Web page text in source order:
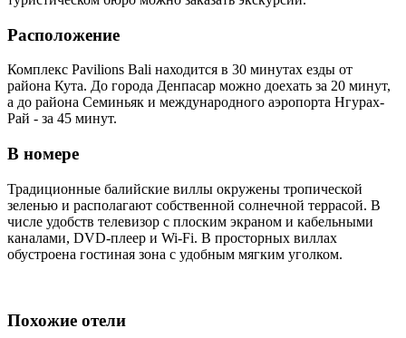
Расположение
Комплекс Pavilions Bali находится в 30 минутах езды от
района Кута. До города Денпасар можно доехать за 20 минут,
а до района Семиньяк и международного аэропорта Нгурах-
Рай - за 45 минут.
В номере
Традиционные балийские виллы окружены тропической
зеленью и располагают собственной солнечной террасой. В
числе удобств телевизор с плоским экраном и кабельными
каналами, DVD-плеер и Wi-Fi. В просторных виллах
обустроена гостиная зона с удобным мягким уголком.
Похожие отели